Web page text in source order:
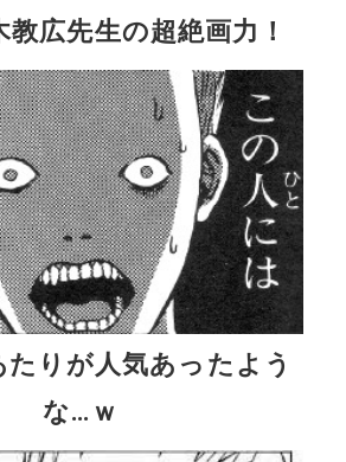
広先生の超絶画力！
りが人気あったよう
な…ｗ